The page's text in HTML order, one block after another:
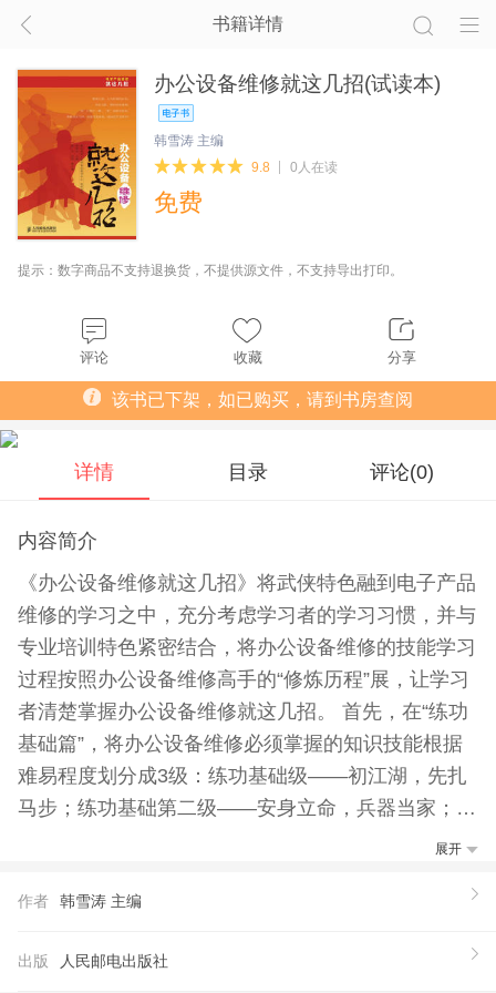
书籍详情
办公设备维修就这几招(试读本)
韩雪涛 主编
9.8
0人在读
免费
提示：数字商品不支持退换货，不提供源文件，不支持导出打印。
评论 收藏 分享
该书已下架，如已购买，请到书房查阅
详情 目录 评论(0)
内容简介
《办公设备维修就这几招》将武侠特色融到电子产品
维修的学习之中，充分考虑学习者的学习习惯，并与
专业培训特色紧密结合，将办公设备维修的技能学习
过程按照办公设备维修高手的“修炼历程”展，让学习
者清楚掌握办公设备维修就这几招。 首先，在“练功
基础篇”，将办公设备维修必须掌握的知识技能根据
难易程度划分成3级：练功基础级——初江湖，先扎
马步；练功基础第二级——安身立命，兵器当家；练
功基础第三级——内外兼修，更一步。力求使学习者
在“维修技能篇”，将办公设备维修中应用到的技能方
洞，静观其变；维修技能第二招——顺势而下，直捣
展开
作者 韩雪涛 主编
出版 人民邮电出版社